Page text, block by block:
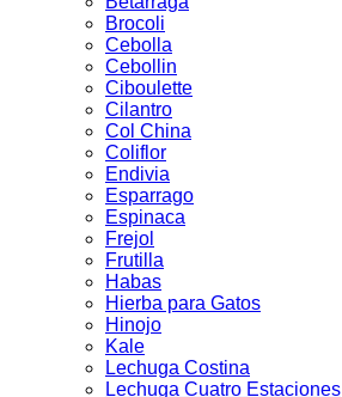
Brocoli
Cebolla
Cebollin
Ciboulette
Cilantro
Col China
Coliflor
Endivia
Esparrago
Espinaca
Frejol
Frutilla
Habas
Hierba para Gatos
Hinojo
Kale
Lechuga Costina
Lechuga Cuatro Estaciones